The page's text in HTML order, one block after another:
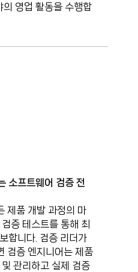
영업 활동을 수행합
소프트웨어 검증 전
제품 개발 과정의 마
증 테스트를 통해 최
합니다. 검증 리더가
검증 엔지니어는 제품
관리하고 실제 검증